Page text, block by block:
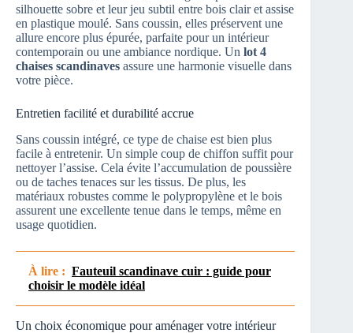
silhouette sobre et leur jeu subtil entre bois clair et assise
en plastique moulé. Sans coussin, elles préservent une
allure encore plus épurée, parfaite pour un intérieur
contemporain ou une ambiance nordique. Un lot 4
chaises scandinaves assure une harmonie visuelle dans
votre pièce.
Entretien facilité et durabilité accrue
Sans coussin intégré, ce type de chaise est bien plus
facile à entretenir. Un simple coup de chiffon suffit pour
nettoyer l’assise. Cela évite l’accumulation de poussière
ou de taches tenaces sur les tissus. De plus, les
matériaux robustes comme le polypropylène et le bois
assurent une excellente tenue dans le temps, même en
usage quotidien.
À lire : Fauteuil scandinave cuir : guide pour
choisir le modèle idéal
Un choix économique pour aménager votre intérieur